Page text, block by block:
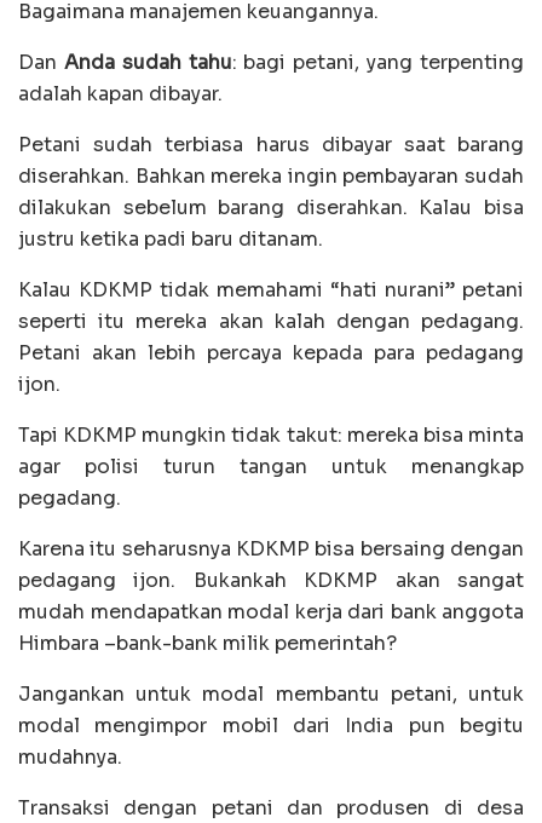
Bagaimana manajemen keuangannya.
Dan Anda sudah tahu: bagi petani, yang terpenting
adalah kapan dibayar.
Petani sudah terbiasa harus dibayar saat barang
diserahkan. Bahkan mereka ingin pembayaran sudah
dilakukan sebelum barang diserahkan. Kalau bisa
justru ketika padi baru ditanam.
Kalau KDKMP tidak memahami “hati nurani” petani
seperti itu mereka akan kalah dengan pedagang.
Petani akan lebih percaya kepada para pedagang
ijon.
Tapi KDKMP mungkin tidak takut: mereka bisa minta
agar polisi turun tangan untuk menangkap
pegadang.
Karena itu seharusnya KDKMP bisa bersaing dengan
pedagang ijon. Bukankah KDKMP akan sangat
mudah mendapatkan modal kerja dari bank anggota
Himbara –bank-bank milik pemerintah?
Jangankan untuk modal membantu petani, untuk
modal mengimpor mobil dari India pun begitu
mudahnya.
Transaksi dengan petani dan produsen di desa